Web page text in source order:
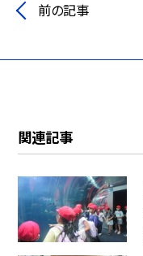
前の記事
関連記事